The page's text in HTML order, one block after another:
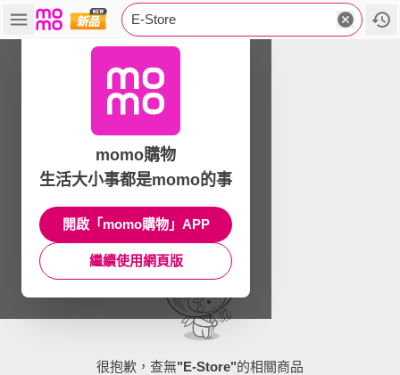
E-Store
很抱歉，查無"E-Store"的相關商品
momo購物
生活大小事都是momo的事
開啟「momo購物」APP
繼續使用網頁版